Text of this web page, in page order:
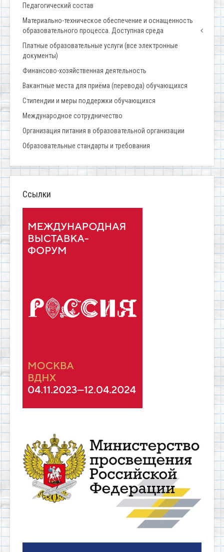
Педагогический состав
Материально-техническое обеспечение и оснащенность
образовательного процесса. Доступная среда
Платные образовательные услуги (все электронные
документы)
Финансово-хозяйственная деятельность
Вакантные места для приёма (перевода) обучающихся
Стипендии и меры поддержки обучающихся
Международное сотрудничество
Организация питания в образовательной организации
Образовательные стандарты и требования
Ссылки